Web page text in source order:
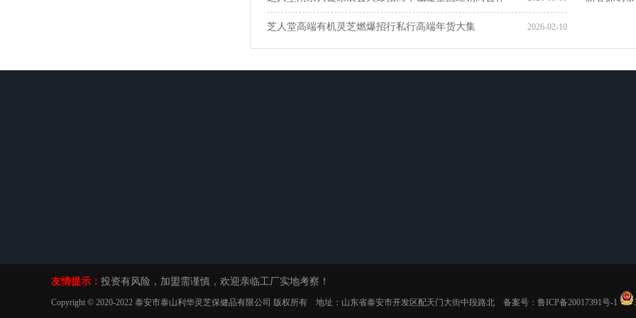
2026-02-10
芝人堂高端有机灵芝燃爆招行私行高端年货大集
友情提示： 投资有风险，加盟需谨慎，欢迎亲临工厂实地考察！
Copyright © 2020-2022 泰安市泰山利华灵芝保健品有限公司 版权所有 地址：山东省泰安市开发区配天门大街中段路北 备案号： 鲁ICP备20017391号-1